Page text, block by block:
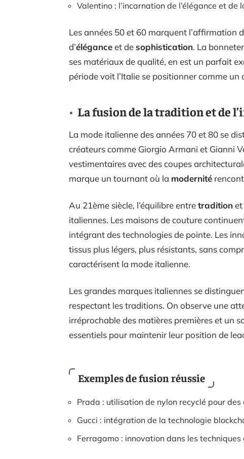
Valentino : l’incarnation de l’élégance et de
Les années 50 et 60 marquent l’affirmation
d’éléganceet desophistication. La
ses matériaux de qualité, en est un parfait
période voit l’Italie se positionner comme
La fusion de la tradition et de
La mode italienne des années 70 et 80 se
créateurs comme Giorgio Armani et Gianni
vestimentaires avec des coupes
marque un tournant où la modernité
Au 21ème siècle, l’équilibre entretraditionet
italiennes. Les maisons de couture
intégrant des technologies de pointe. Les
tissus plus légers, plus résistants, sans
caractérisent la mode italienne.
Les grandes marques italiennes se
respectant les traditions. On observe une
irréprochable des matières premières et un
essentiels pour maintenir leur position de
Exemples de fusion réussie
Prada : utilisation de nylon recyclé pour
Gucci : intégration de la technologie
Ferragamo : innovation dans les